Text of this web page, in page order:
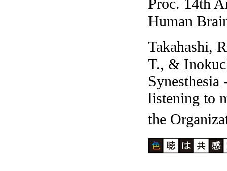
Proc. 14th
Human
Takahashi,
T., &
listening to
the